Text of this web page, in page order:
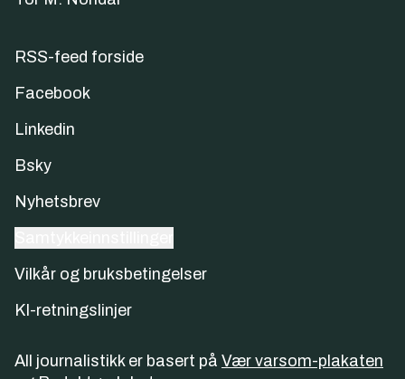
RSS-feed forside
Facebook
Linkedin
Bsky
Nyhetsbrev
Vilkår og bruksbetingelser
KI-retningslinjer
All journalistikk er basert på Vær varsom-plakaten